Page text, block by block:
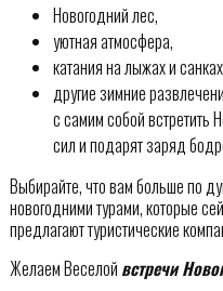
Новогодний лес,
уютная атмосфера,
катания на лыжах и
другие зимние
с самим собой встретить
сил и подарят заряд
Выбирайте, что вам больше по
новогодними турами, которые
предлагают туристические
Желаем Веселой встречи